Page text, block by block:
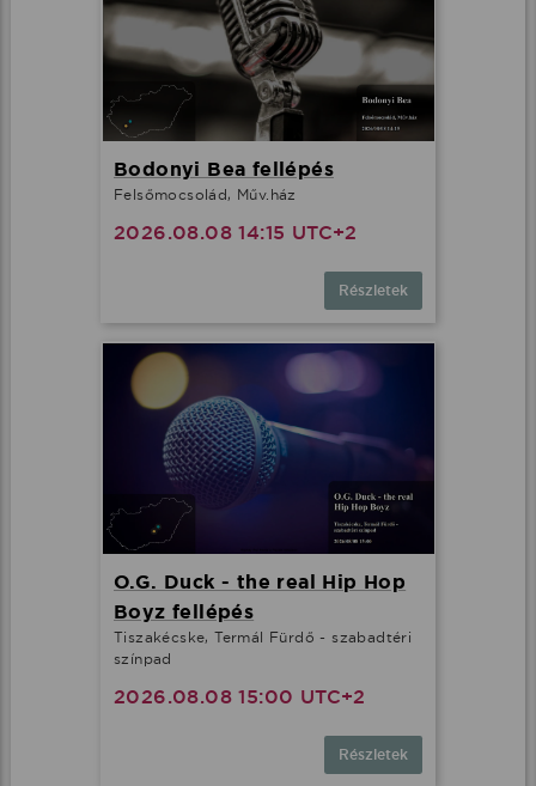
Bodonyi Bea fellépés
Felsőmocsolád, Műv.ház
2026.08.08 14:15 UTC+2
Részletek
O.G. Duck - the real Hip Hop
Boyz fellépés
Tiszakécske, Termál Fürdő - szabadtéri
színpad
2026.08.08 15:00 UTC+2
Részletek